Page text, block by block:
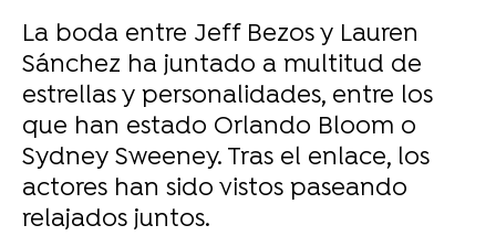
La boda entre Jeff Bezos y Lauren
Sánchez ha juntado a multitud de
estrellas y personalidades, entre los
que han estado Orlando Bloom o
Sydney Sweeney. Tras el enlace, los
actores han sido vistos paseando
relajados juntos.